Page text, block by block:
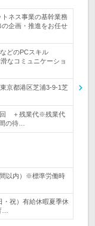
トネス事業の基幹業務
企画・推進をお任せ
どのPCスキル
なコミュニケーショ
京都港区芝浦3-9-1芝
回 ＋残業代※残業代
の待…
以内）※標準労働時
祝）有給休暇夏季休
…